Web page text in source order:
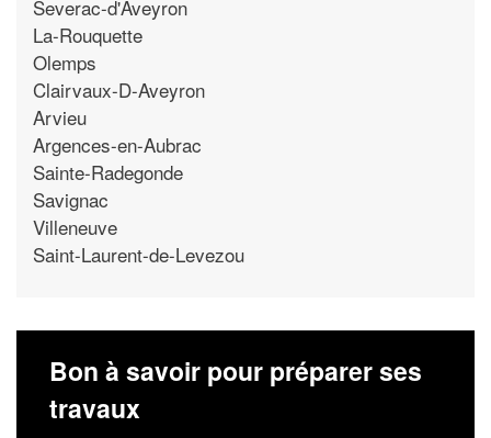
Severac-d'Aveyron
La-Rouquette
Olemps
Clairvaux-D-Aveyron
Arvieu
Argences-en-Aubrac
Sainte-Radegonde
Savignac
Villeneuve
Saint-Laurent-de-Levezou
Bon à savoir pour préparer ses
travaux